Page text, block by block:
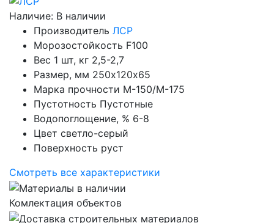
Наличие: В наличии
Производитель ЛСР
Морозостойкость F100
Вес 1 шт, кг 2,5-2,7
Размер, мм 250х120х65
Марка прочности М-150/M-175
Пустотность Пустотные
Водопоглощение, % 6-8
Цвет светло-серый
Поверхность руст
Смотреть все характеристики
Комлектация объектов